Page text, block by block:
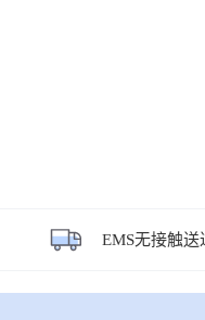
EMS无接触送